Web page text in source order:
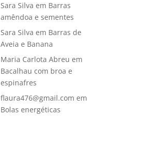
Sara Silva em Barras
amêndoa e sementes
Sara Silva em Barras de
Aveia e Banana
Maria Carlota Abreu em
Bacalhau com broa e
espinafres
flaura476@gmail.com em
Bolas energéticas